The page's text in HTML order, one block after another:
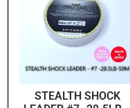
STEALTH SHOCK